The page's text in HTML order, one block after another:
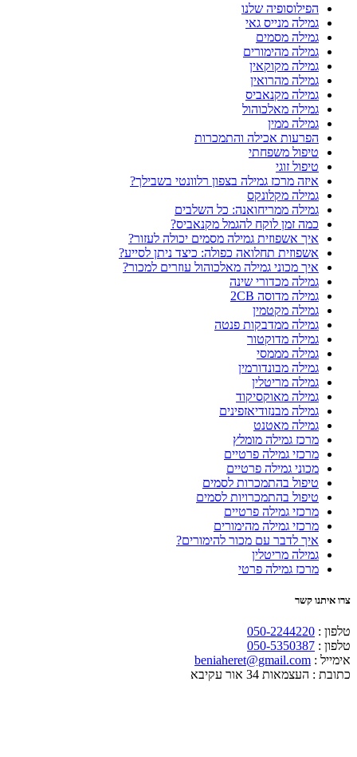
הפילוסופיה שלנו
גמילה מנייס גאי
גמילה מסמים
גמילה מהימורים
גמילה מקוקאין
גמילה מהרואין
גמילה מקנאביס
גמילה מאלכוהול
גמילה ממין
הפרעות אכילה והתמכרות
טיפול משפחתי
טיפול זוגי
איזה מרכז גמילה בצפון רלוונטי בשבילך?
גמילה מקלונקס
גמילה ממריחואנה: כל השלבים
כמה זמן לוקח להגמל מקנאביס?
איך אשפוזית גמילה מסמים יכולה לעזור?
אשפוזית תחלואה כפולה: כיצד ניתן לסייע?
איך מכוני גמילה מאלכוהול עוזרים למכור?
גמילה מכדורי שינה
גמילה מדוסה 2CB
גמילה מקטמין
גמילה ממדבקות פנטה
גמילה מדוקטור
גמילה מממסי
גמילה מבונדורמין
גמילה מריטלין
גמילה מאוקסיקוד
גמילה מבנזודיאזפינים
גמילה מאטנט
מרכז גמילה מומלץ
מרכזי גמילה פרטיים
מכוני גמילה פרטיים
טיפול בהתמכרות לסמים
טיפול בהתמכרויות לסמים
מרכזי גמילה פרטיים
מרכזי גמילה מהימורים
איך לדבר עם מכור להימורים?
גמילה מריטלין
מרכז גמילה פרטי
צרו איתנו קשר
טלפון : 050-2244220
טלפון : 050-5350387
אימייל : beniaheret@gmail.com
כתובת : העצמאות 34 אור עקיבא